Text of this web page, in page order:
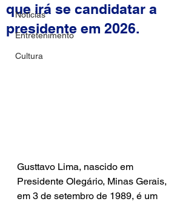
Notícias
Entretenimento
Cultura
que irá se candidatar a
presidente em 2026.
Gusttavo Lima, nascido em
Presidente Olegário, Minas Gerais,
em 3 de setembro de 1989, é um